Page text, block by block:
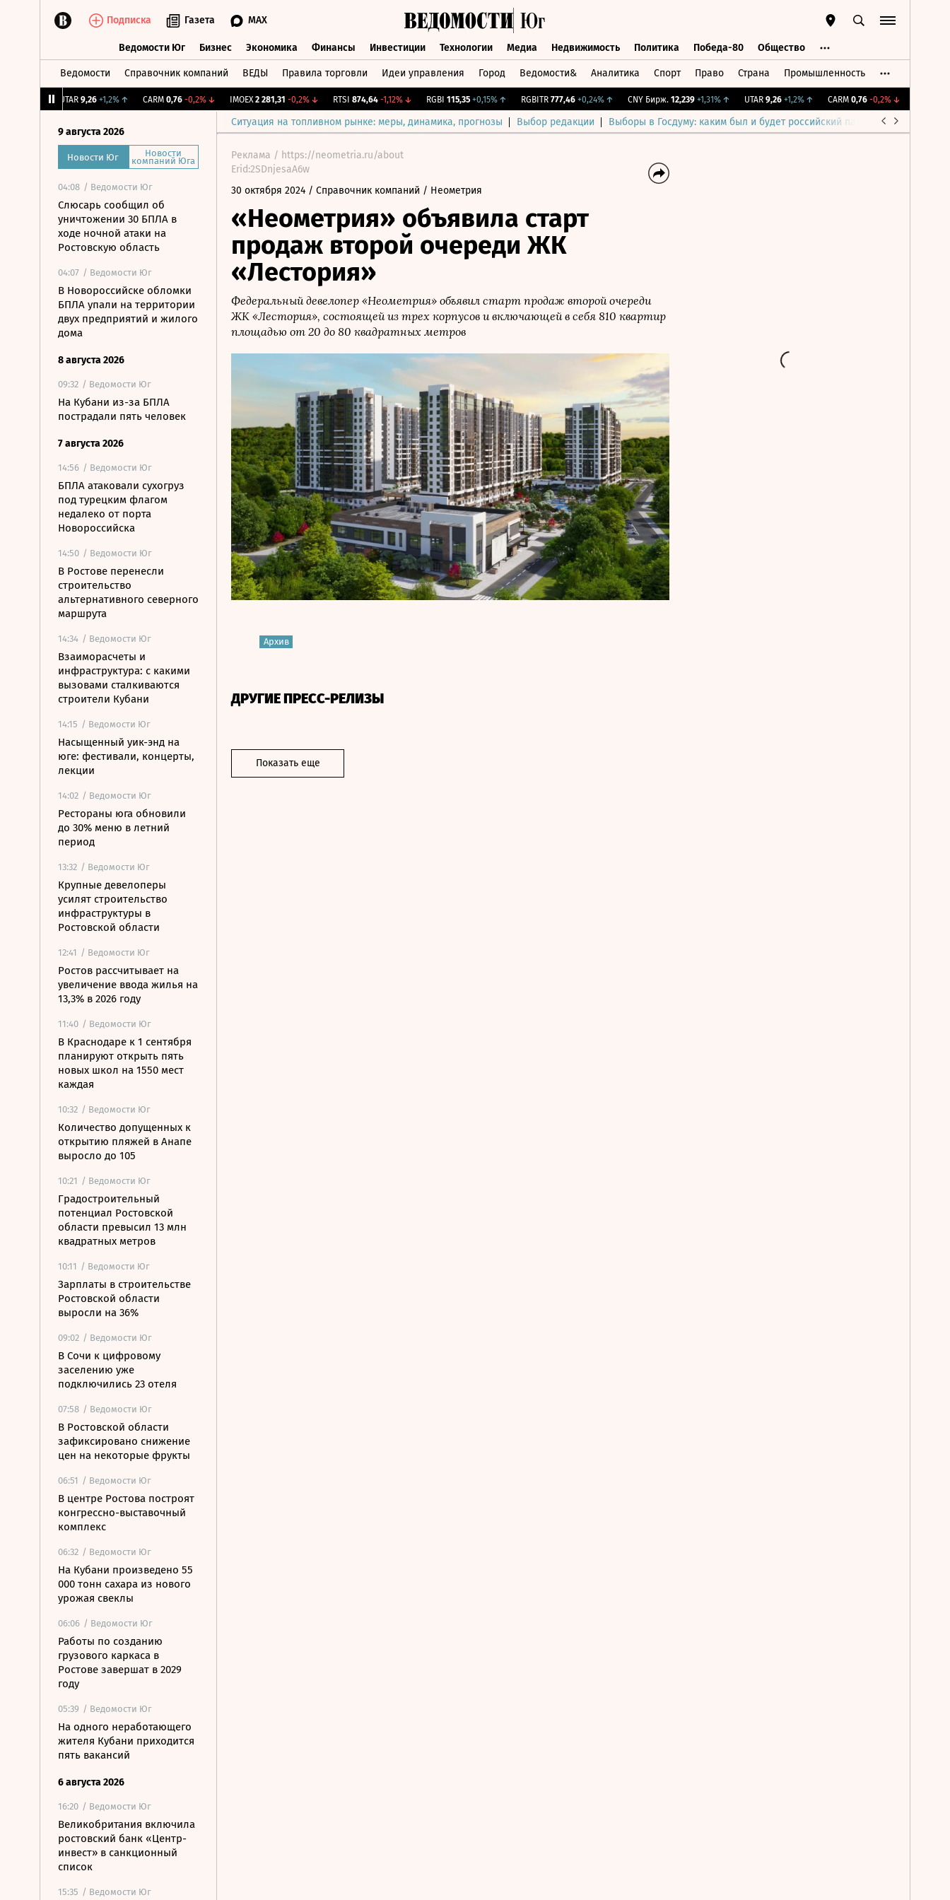
Подписка Газета MAX
Ведомости Юг Бизнес Экономика Финансы Инвестиции Технологии Медиа Недвижимость Политика Победа-80 Общество
Ведомости Справочник компаний ВЕДЫ Правила торговли Идеи управления Город Ведомости& Аналитика Спорт Право Страна Промышленность
9,26 +1,2% ↑ CARM 0,76 -0,2%↓ IMOEX 2 281,31 -0,2%↓ RTSI 874,64 -1,12% ↓ RGBI 115,35 +0,15% ↑ RGBITR 777,46 +0,24%↑ CNY Бирж. 12,239 +1,31%↑ UTAR 9,26 +1,2% ↑ CARM 0,76 -0,2%↓ IMOEX
Ситуация на топливном рынке: меры, динамика, прогнозы Выбор редакции Выборы в Госдуму: каким был и будет российский парламент
9 августа 2026
Новости Юг Новости
компаний Юга
04:08 / Ведомости Юг
Слюсарь сообщил об
уничтожении 30 БПЛА в
ходе ночной атаки на
Ростовскую область
04:07 / Ведомости Юг
В Новороссийске обломки
БПЛА упали на территории
двух предприятий и жилого
дома
8 августа 2026
09:32 / Ведомости Юг
На Кубани из-за БПЛА
пострадали пять человек
7 августа 2026
14:56 / Ведомости Юг
БПЛА атаковали сухогруз
под турецким флагом
недалеко от порта
Новороссийска
14:50 / Ведомости Юг
В Ростове перенесли
строительство
альтернативного северного
маршрута
14:34 / Ведомости Юг
Взаиморасчеты и
инфраструктура: с какими
вызовами сталкиваются
строители Кубани
14:15 / Ведомости Юг
Насыщенный уик-энд на
юге: фестивали, концерты,
лекции
14:02 / Ведомости Юг
Рестораны юга обновили
до 30% меню в летний
период
13:32 / Ведомости Юг
Крупные девелоперы
усилят строительство
инфраструктуры в
Ростовской области
12:41 / Ведомости Юг
Ростов рассчитывает на
увеличение ввода жилья на
13,3% в 2026 году
11:40 / Ведомости Юг
В Краснодаре к 1 сентября
планируют открыть пять
новых школ на 1550 мест
каждая
10:32 / Ведомости Юг
Количество допущенных к
открытию пляжей в Анапе
выросло до 105
10:21 / Ведомости Юг
Градостроительный
потенциал Ростовской
области превысил 13 млн
квадратных метров
10:11 / Ведомости Юг
Зарплаты в строительстве
Ростовской области
выросли на 36%
09:02 / Ведомости Юг
В Сочи к цифровому
заселению уже
подключились 23 отеля
07:58 / Ведомости Юг
В Ростовской области
зафиксировано снижение
цен на некоторые фрукты
06:51 / Ведомости Юг
В центре Ростова построят
конгрессно-выставочный
комплекс
06:32 / Ведомости Юг
На Кубани произведено 55
000 тонн сахара из нового
урожая свеклы
06:06 / Ведомости Юг
Работы по созданию
грузового каркаса в
Ростове завершат в 2029
году
05:39 / Ведомости Юг
На одного неработающего
жителя Кубани приходится
пять вакансий
6 августа 2026
16:20 / Ведомости Юг
Великобритания включила
ростовский банк «Центр-
инвест» в санкционный
список
15:35 / Ведомости Юг
Реклама / https://neometria.ru/about
Erid:2SDnjesaA6w
30 октября 2024 / Справочник компаний / Неометрия
«Неометрия» объявила старт
продаж второй очереди ЖК
«Лестория»
Федеральный девелопер «Неометрия» объявил старт продаж второй очереди
ЖК «Лестория», состоящей из трех корпусов и включающей в себя 810 квартир
площадью от 20 до 80 квадратных метров
Архив
ДРУГИЕ ПРЕСС-РЕЛИЗЫ
Показать еще